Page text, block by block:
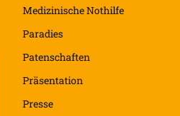
Medizinische Nothilfe
Paradies
Patenschaften
Präsentation
Presse